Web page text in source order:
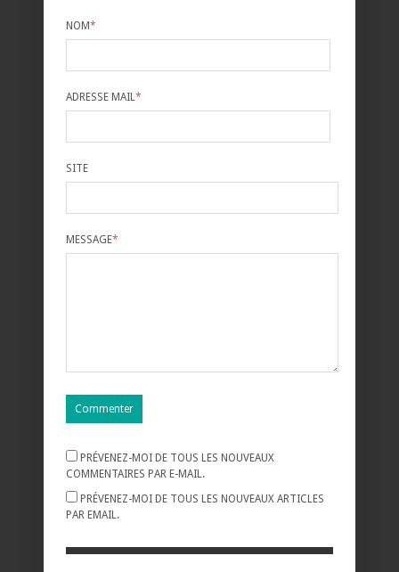
NOM*
ADRESSE MAIL*
SITE
MESSAGE*
PRÉVENEZ-MOI DE TOUS LES NOUVEAUX
COMMENTAIRES PAR E-MAIL.
PRÉVENEZ-MOI DE TOUS LES NOUVEAUX ARTICLES
PAR EMAIL.